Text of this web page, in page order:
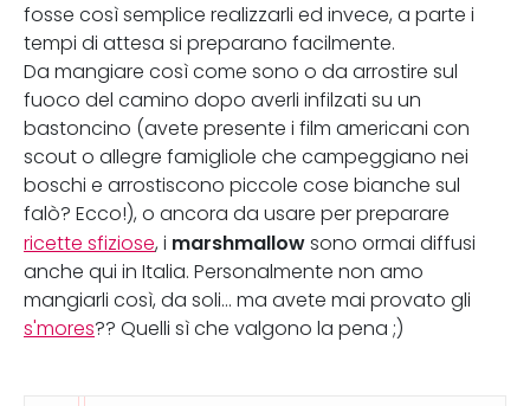
fosse così semplice realizzarli ed invece, a parte i
tempi di attesa si preparano facilmente.
Da mangiare così come sono o da arrostire sul
fuoco del camino dopo averli infilzati su un
bastoncino (avete presente i film americani con
scout o allegre famigliole che campeggiano nei
boschi e arrostiscono piccole cose bianche sul
falò? Ecco!), o ancora da usare per preparare
ricette sfiziose, i marshmallow sono ormai diffusi
anche qui in Italia. Personalmente non amo
mangiarli così, da soli... ma avete mai provato gli
s'mores?? Quelli sì che valgono la pena ;)